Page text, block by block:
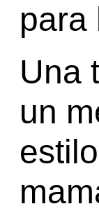
para
Una
un